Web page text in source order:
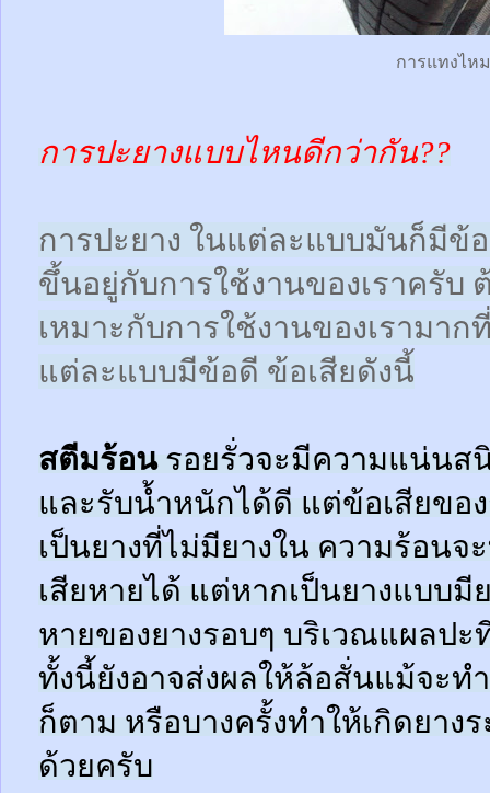
การแทงไหม
การปะยางแบบไหนดีกว่ากัน??
การปะยาง ในแต่ละแบบมันก็มีข้
ขึ้นอยู่กับการใช้งานของเราครับ
เหมาะกับการใช้งานของเรามา
แต่ละแบบมีข้อดี ข้อเสียดังนี้
สตีมร้อนรอยรั่วจะมีความแน่นส
และรับน้ำหนักได้ดี แต่ข้อเสียขอ
เป็นยางที่ไม่มียางใน ความร้อนจ
เสียหายได้ แต่หากเป็นยางแบบมี
หายของยางรอบๆ บริเวณแผลป
ทั้งนี้ยังอาจส่งผลให้ล้อสั่นแม้จะท
ก็ตาม หรือบางครั้งทำให้เกิดยา
ด้วยครับ